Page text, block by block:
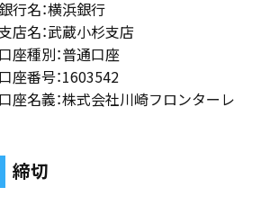
銀行名：横浜銀行
店名：武蔵小杉支店
口座種別：普通口座
口座番号：1603542
口座名義：株式会社川崎フロンターレ
締切